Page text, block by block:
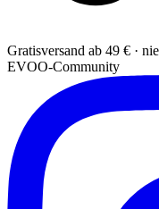
Gratisversand ab 49 € ·
EVOO-Community